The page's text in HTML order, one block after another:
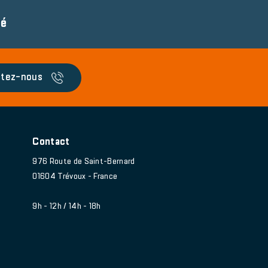
nous
Contact
976 Route de Saint-Bernard
01604 Trévoux - France
9h - 12h / 14h - 18h